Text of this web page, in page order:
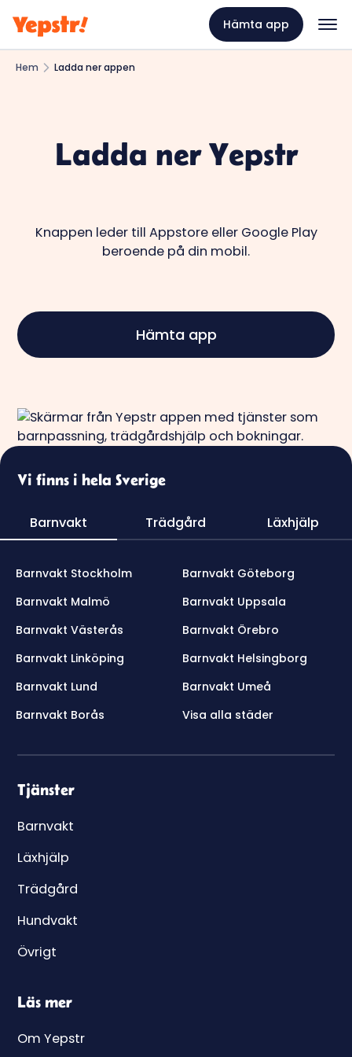
Hämta app
Hem Ladda ner appen
Ladda ner Yepstr
Knappen leder till Appstore eller Google Play
beroende på din mobil.
Hämta app
Vi finns i hela Sverige
Barnvakt Trädgård Läxhjälp
Barnvakt Stockholm
Barnvakt Göteborg
Barnvakt Malmö
Barnvakt Uppsala
Barnvakt Västerås
Barnvakt Örebro
Barnvakt Linköping
Barnvakt Helsingborg
Barnvakt Lund
Barnvakt Umeå
Barnvakt Borås
Visa alla städer
Tjänster
Barnvakt
Läxhjälp
Trädgård
Hundvakt
Övrigt
Läs mer
Om Yepstr